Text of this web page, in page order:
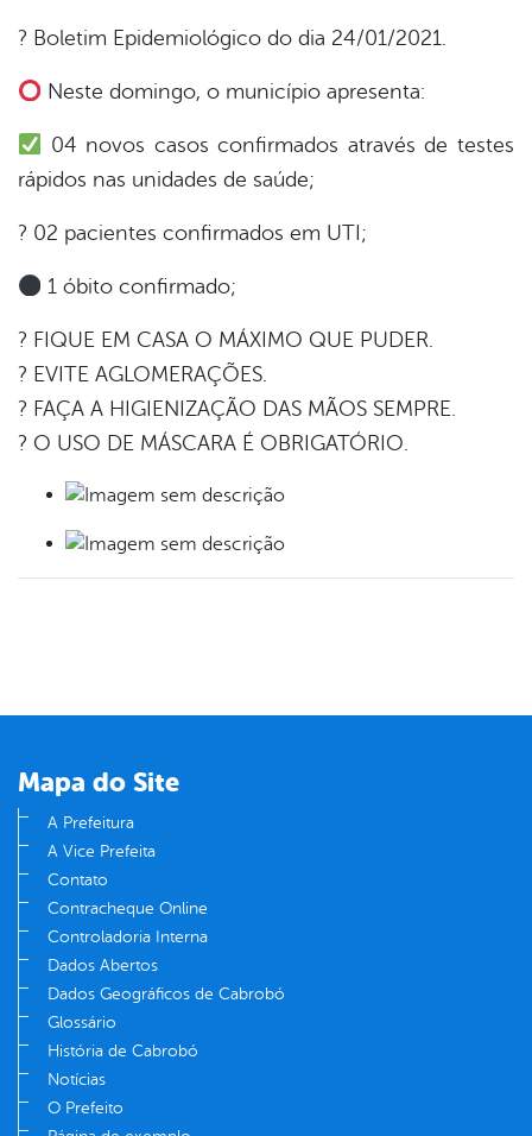
? Boletim Epidemiológico do dia 24/01/2021.
Neste domingo, o município apresenta:
04 novos casos confirmados através de testes
rápidos nas unidades de saúde;
? 02 pacientes confirmados em UTI;
1 óbito confirmado;
? FIQUE EM CASA O MÁXIMO QUE PUDER.
? EVITE AGLOMERAÇÕES.
? FAÇA A HIGIENIZAÇÃO DAS MÃOS SEMPRE.
? O USO DE MÁSCARA É OBRIGATÓRIO.
Mapa do Site
A Prefeitura
A Vice Prefeita
Contato
Contracheque Online
Controladoria Interna
Dados Abertos
Dados Geográficos de Cabrobó
Glossário
História de Cabrobó
Notícias
O Prefeito